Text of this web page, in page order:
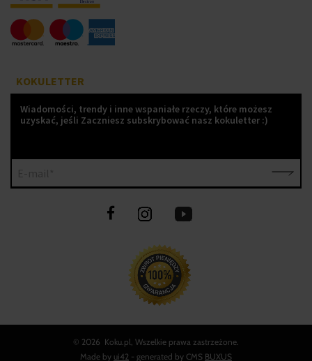
KOKULETTER
Wiadomości, trendy i inne wspaniałe rzeczy, które możesz
uzyskać, jeśli Zaczniesz subskrybować nasz kokuletter :)
© 2026 Koku.pl, Wszelkie prawa zastrzeżone.
Made by ui42 - generated by CMS BUXUS